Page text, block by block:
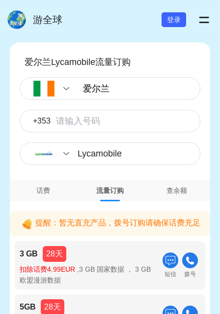
游全球 登录 =
爱尔兰Lycamobile流量订购
+353
Lycamobile
话费 流量订购 查余额
提醒：暂无直充产品，拨号订购请确保话费充足
3 GB 28天
扣除话费4.99EUR ,3 GB 国家数据 ， 3 GB
欧盟漫游数据
短信 拨号
5GB 28天